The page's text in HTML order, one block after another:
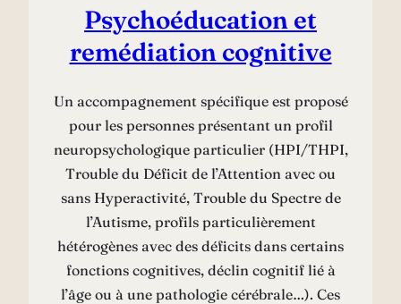
Psychoéducation et
remédiation cognitive
Un accompagnement spécifique est proposé
pour les personnes présentant un profil
neuropsychologique particulier (HPI/THPI,
Trouble du Déficit de l’Attention avec ou
sans Hyperactivité, Trouble du Spectre de
l’Autisme, profils particulièrement
hétérogènes avec des déficits dans certains
fonctions cognitives, déclin cognitif lié à
l’âge ou à une pathologie cérébrale…). Ces